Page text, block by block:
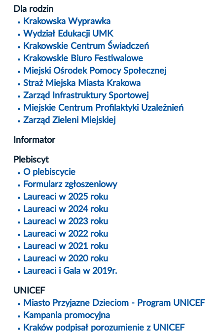
Dla rodzin
Krakowska Wyprawka
Wydział Edukacji UMK
Krakowskie Centrum Świadczeń
Krakowskie Biuro Festiwalowe
Miejski Ośrodek Pomocy Społecznej
Straż Miejska Miasta Krakowa
Zarząd Infrastruktury Sportowej
Miejskie Centrum Profilaktyki Uzależnień
Zarząd Zieleni Miejskiej
Informator
Plebiscyt
O plebiscycie
Formularz zgłoszeniowy
Laureaci w 2025 roku
Laureaci w 2024 roku
Laureaci w 2023 roku
Laureaci w 2022 roku
Laureaci w 2021 roku
Laureaci w 2020 roku
Laureaci i Gala w 2019r.
UNICEF
Miasto Przyjazne Dzieciom - Program UNICEF
Kampania promocyjna
Kraków podpisał porozumienie z UNICEF